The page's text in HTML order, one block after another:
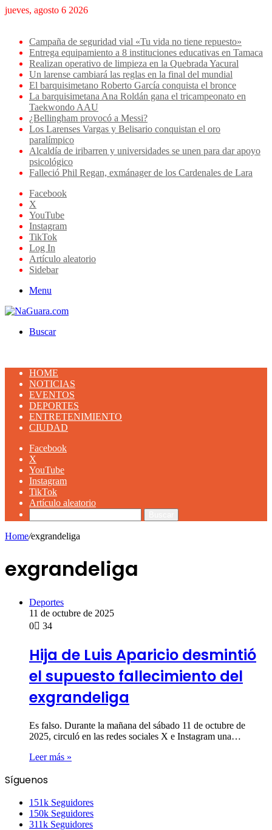
jueves, agosto 6 2026
Campaña de seguridad vial «Tu vida no tiene repuesto»
Entrega equipamiento a 8 instituciones educativas en Tamaca
Realizan operativo de limpieza en la Quebrada Yacural
Un larense cambiará las reglas en la final del mundial
El barquisimetano Roberto García conquista el bronce
La barquisimetana Ana Roldán gana el tricampeonato en
Taekwondo AAU
¿Bellingham provocó a Messi?
Los Larenses Vargas y Belisario conquistan el oro
paralímpico
Alcaldía de iribarren y universidades se unen para dar apoyo
psicológico
Falleció Phil Regan, exmánager de los Cardenales de Lara
Facebook
X
YouTube
Instagram
TikTok
Log In
Artículo aleatorio
Sidebar
Menu
Buscar
HOME
NOTICIAS
EVENTOS
DEPORTES
ENTRETENIMIENTO
CIUDAD
Facebook
X
YouTube
Instagram
TikTok
Artículo aleatorio
Home/exgrandeliga
exgrandeliga
Deportes
11 de octubre de 2025
0
34
Hija de Luis Aparicio desmintió
el supuesto fallecimiento del
exgrandeliga
Es falso. Durante la mañana del sábado 11 de octubre de
2025, circuló en las redes sociales X e Instagram una…
Leer más »
Síguenos
151k Seguidores
150k Seguidores
311k Seguidores